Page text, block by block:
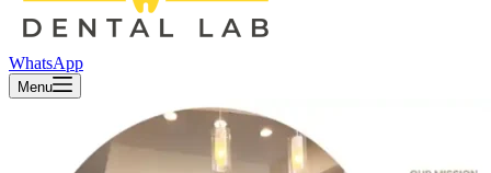
WhatsApp
Menu